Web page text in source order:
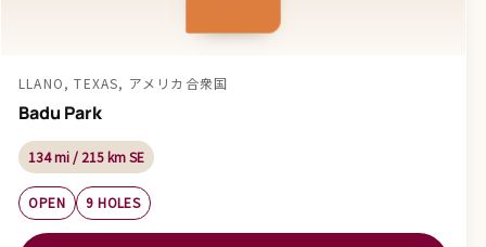
LLANO, TEXAS, アメリカ合衆国
Badu Park
134 mi / 215 km SE
OPEN 9 HOLES